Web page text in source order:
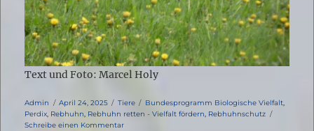
Text und Foto: Marcel Holy
Autor
Admin
Veröffentlicht
am
April 24, 2025 Kategorien
Tiere Schlagwörter
Bundesprogramm Biologische Vielfalt,
Perdix, Rebhuhn, Rebhuhn retten - Vielfalt fördern, Rebhuhnschutz
Schreibe einen Kommentarzu